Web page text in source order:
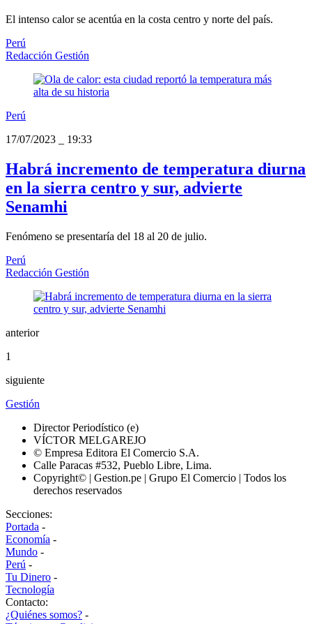
El intenso calor se acentúa en la costa centro y norte del país.
Perú
Redacción Gestión
Perú
17/07/2023
19:33
Habrá incremento de temperatura diurna
en la sierra centro y sur, advierte
Senamhi
Fenómeno se presentaría del 18 al 20 de julio.
Perú
Redacción Gestión
anterior
1
siguiente
Gestión
Director Periodístico (e)
VÍCTOR MELGAREJO
© Empresa Editora El Comercio S.A.
Calle Paracas #532, Pueblo Libre, Lima.
Copyright© | Gestion.pe | Grupo El Comercio | Todos los
derechos reservados
Secciones:
Portada -
Economía -
Mundo -
Perú -
Tu Dinero -
Tecnología
Contacto:
¿Quiénes somos? -